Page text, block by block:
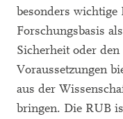
besonders
Forschungsbasis
Sicherheit oder
Voraussetzungen
aus der
bringen. Die RUB